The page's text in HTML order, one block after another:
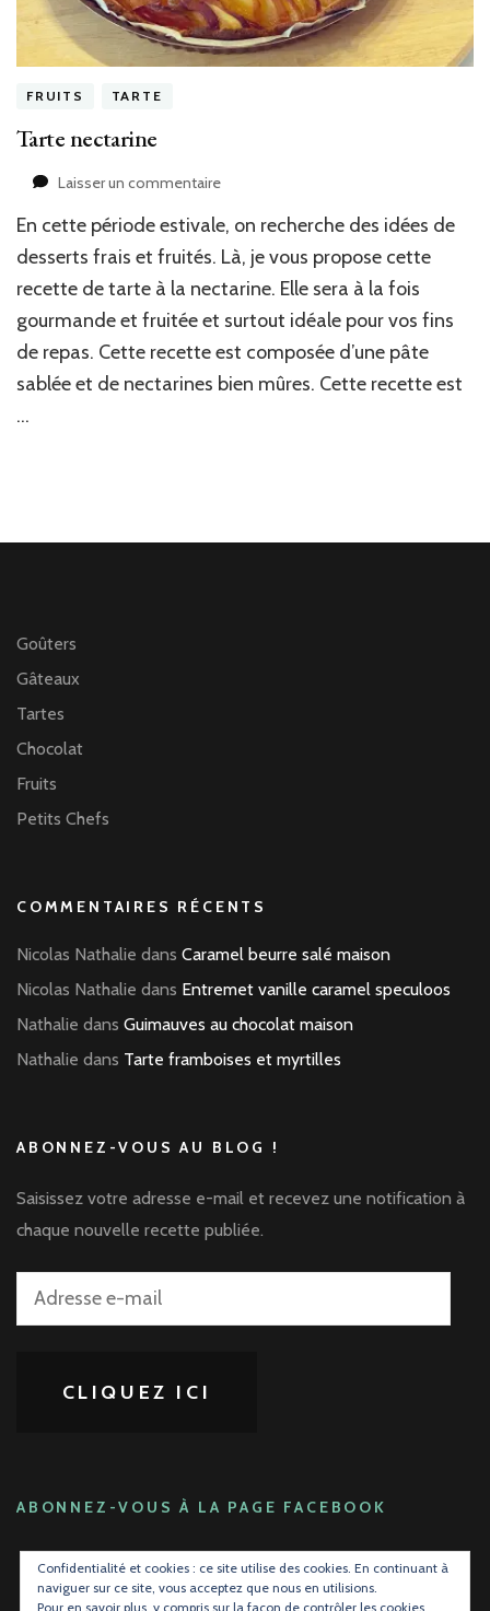
FRUITS TARTE
Tarte nectarine
Laisser un commentairesur
nectarine
En cette période estivale, on recherche des idées de
desserts frais et fruités. Là, je vous propose cette
recette de tarte à la nectarine. Elle sera à la fois
gourmande et fruitée et surtout idéale pour vos fins
de repas. Cette recette est composée d’une pâte
sablée et de nectarines bien mûres. Cette recette est
…
Goûters
Gâteaux
Tartes
Chocolat
Fruits
Petits Chefs
COMMENTAIRES RÉCENTS
Nicolas Nathalie dans Caramel beurre salé maison
Nicolas Nathalie dans Entremet vanille caramel speculoos
Nathalie dans Guimauves au chocolat maison
Nathalie dans Tarte framboises et myrtilles
ABONNEZ-VOUS AU BLOG !
Saisissez votre adresse e-mail et recevez une notification à
chaque nouvelle recette publiée.
Adresse
CLIQUEZ ICI
ABONNEZ-VOUS À LA PAGE FACEBOOK
Confidentialité et cookies : ce site utilise des cookies. En continuant à
naviguer sur ce site, vous acceptez que nous en utilisions.
Pour en savoir plus, y compris sur la façon de contrôler les cookies,